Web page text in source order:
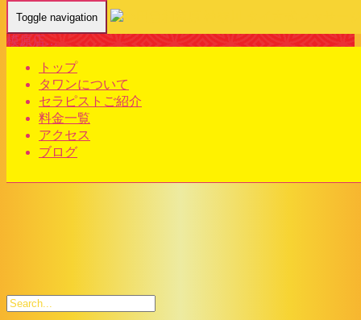
Toggle navigation
トップ
タワンについて
セラピストご紹介
料金一覧
アクセス
ブログ
Home- サクラ(Sakura)タワン タイ古式マッサージ 小田急相
模原店…
サクラ(Sakura)タワン タイ古式マッサージ 小田急相模原店 |